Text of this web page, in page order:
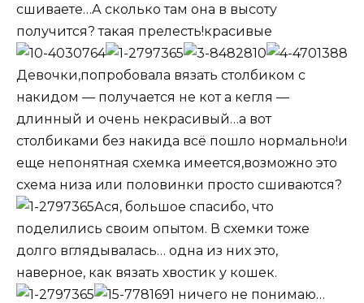
сшиваете…А сколько там она в высоту
получится? такая прелесть!красивые
Девочки,попробовала вязать столбиком с
накидом — получается не кот а кегля —
длинный и очень некрасивый…а вот
столбиками без накида всё пошло нормально!и
еще непонятная схемка имеется,возможно это
схема низа или половинки просто сшиваются?
Ася, большое спасибо, что
поделились своим опытом. В схемки тоже
долго вглядывалась… одна из них это,
наверное, как вязать хвостик у кошек.
ничего не понимаю…